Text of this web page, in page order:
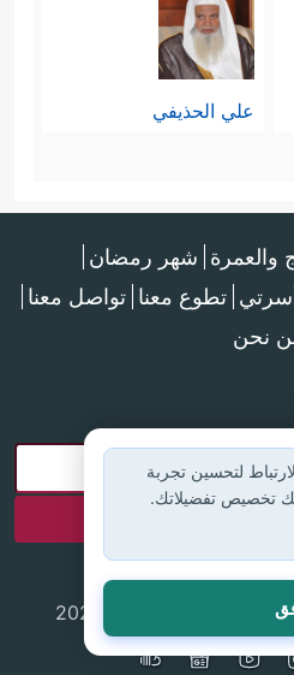
علي الحذيفي
والعمرة شهر رمضان
تطوع معنا تواصل معنا
نحن
إسلام أون لاين © 2025
لتحسين تجربة
تخصيص تفضيلاتك.